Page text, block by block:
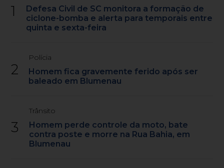
1
Defesa Civil de SC monitora a formação de
ciclone-bomba e alerta para temporais entre
quinta e sexta-feira
2
Polícia
Homem fica gravemente ferido após ser
baleado em Blumenau
3
Trânsito
Homem perde controle da moto, bate
contra poste e morre na Rua Bahia, em
Blumenau